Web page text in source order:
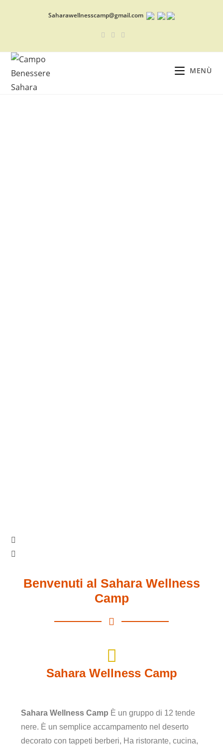
Saharawellnesscamp@gmail.com
MENÙ
Benvenuti al Sahara Wellness
Camp
Sahara Wellness Camp
Sahara Wellness Camp È un gruppo di 12 tende
nere. È un semplice accampamento nel deserto
decorato con tappeti berberi, Ha ristorante, cucina,